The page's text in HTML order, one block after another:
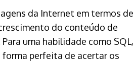
da Internet em termos de
do conteúdo de
uma habilidade como SQL,
forma perfeita de acertar os